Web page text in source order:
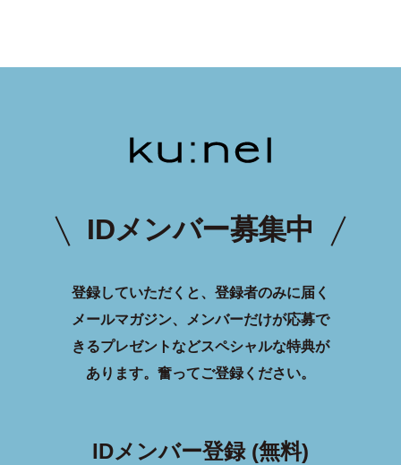
IDメンバー募集中
登録していただくと、登録者のみに届く
メールマガジン、メンバーだけが応募で
きるプレゼントなどスペシャルな特典が
あります。 奮ってご登録ください。
IDメンバー登録 (無料)